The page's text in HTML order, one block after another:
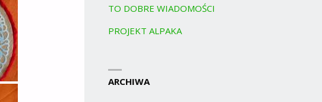
TO DOBRE WIADOMOŚCI
PROJEKT ALPAKA
ARCHIWA